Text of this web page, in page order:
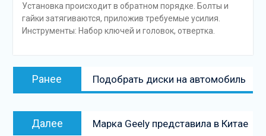
Установка происходит в обратном порядке. Болты и
гайки затягиваются, приложив требуемые усилия.
Инструменты: Набор ключей и головок, отвертка.
Навигация
Ранее
Предыдущая
запись:
Подобрать диски на автомобиль
Далее
Следующая
запись
Марка Geely представила в Китае